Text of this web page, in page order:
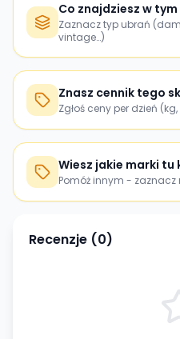
Co znajdziesz w
Zaznacz typ ubrań
vintage…)
Znasz cennik tego
Zgłoś ceny per dzień (kg,
Wiesz jakie marki tu
Pomóż innym - zaznacz
Recenzje (0)